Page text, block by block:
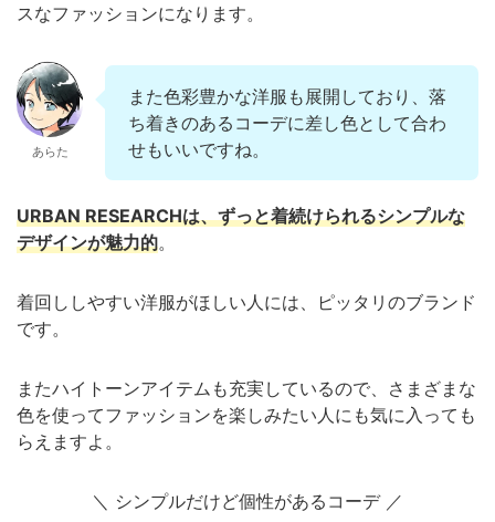
スなファッションになります。
あらた
また色彩豊かな洋服も展開しており、落
ち着きのあるコーデに差し色として合わ
せもいいですね。
URBAN RESEARCHは、ずっと着続けられるシンプルな
デザインが魅力的。
着回ししやすい洋服がほしい人には、ピッタリのブランド
です。
またハイトーンアイテムも充実しているので、さまざまな
色を使ってファッションを楽しみたい人にも気に入っても
らえますよ。
＼ シンプルだけど個性があるコーデ ／